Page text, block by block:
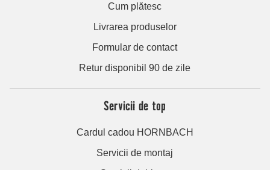
Cum plătesc
Livrarea produselor
Formular de contact
Retur disponibil 90 de zile
Servicii de top
Cardul cadou HORNBACH
Servicii de montaj